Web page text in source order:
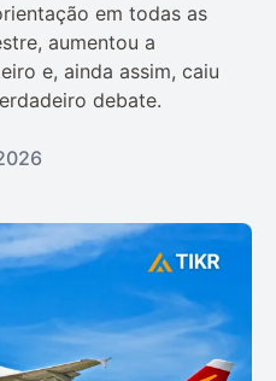
em todas as
aumentou a
e, ainda assim, caiu
debate.